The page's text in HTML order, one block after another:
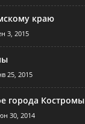
краю
3, 2015
25, 2015
города Костромы
30, 2014